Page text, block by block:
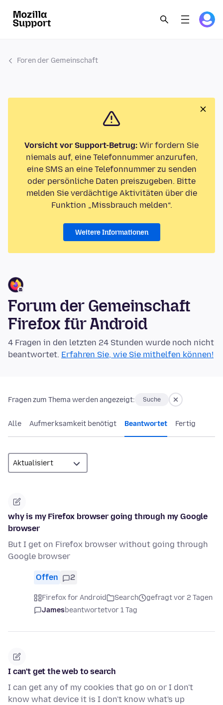
Foren der Gemeinschaft
Vorsicht vor Support-Betrug: Wir fordern Sie
niemals auf, eine Telefonnummer anzurufen,
eine SMS an eine Telefonnummer zu senden
oder persönliche Daten preiszugeben. Bitte
melden Sie verdächtige Aktivitäten über die
Funktion „Missbrauch melden“.
Weitere Informationen
Forum der Gemeinschaft
Firefox für Android
4 Fragen in den letzten 24 Stunden wurde noch nicht
beantwortet. Erfahren Sie, wie Sie mithelfen können!
Fragen zum Thema werden angezeigt: Suche
Alle Aufmerksamkeit benötigt Beantwortet Fertig
why is my Firefox browser going through my Google
browser
But I get on Firefox browser without going through
Google browser
Offen 2
Firefox for Android Search
gefragt vor 2 Tagen
Jamesbeantwortetvor 1 Tag
I can't get the web to search
I can get any of my cookies that go on or I don't
know what device it is I don't know what's up